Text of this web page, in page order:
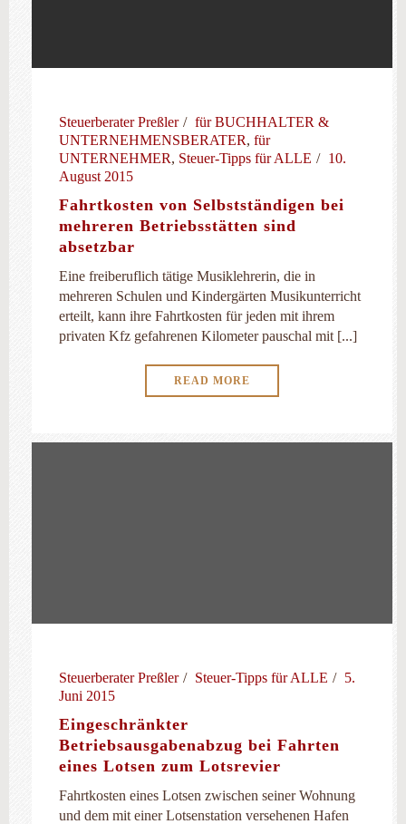
Steuerberater Preßler
für BUCHHALTER &
UNTERNEHMENSBERATER, für
UNTERNEHMER, Steuer-Tipps für ALLE
10.
August 2015
Fahrtkosten von Selbstständigen bei
mehreren Betriebsstätten sind
absetzbar
Eine freiberuflich tätige Musiklehrerin, die in
mehreren Schulen und Kindergärten Musikunterricht
erteilt, kann ihre Fahrtkosten für jeden mit ihrem
privaten Kfz gefahrenen Kilometer pauschal mit [...]
READ MORE
Steuerberater Preßler Steuer-Tipps für ALLE
5.
Juni 2015
Eingeschränkter
Betriebsausgabenabzug bei Fahrten
eines Lotsen zum Lotsrevier
Fahrtkosten eines Lotsen zwischen seiner Wohnung
und dem mit einer Lotsenstation versehenen Hafen